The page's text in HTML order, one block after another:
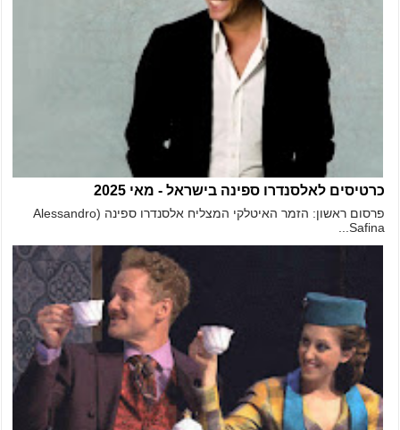
כרטיסים לאלסנדרו ספינה בישראל - מאי 2025
פרסום ראשון: הזמר האיטלקי המצליח אלסנדרו ספינה (Alessandro
Safina...